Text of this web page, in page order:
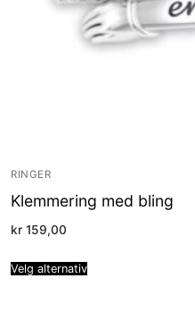
RINGER
Klemmering med bling
kr 159,00
Velg alternativ